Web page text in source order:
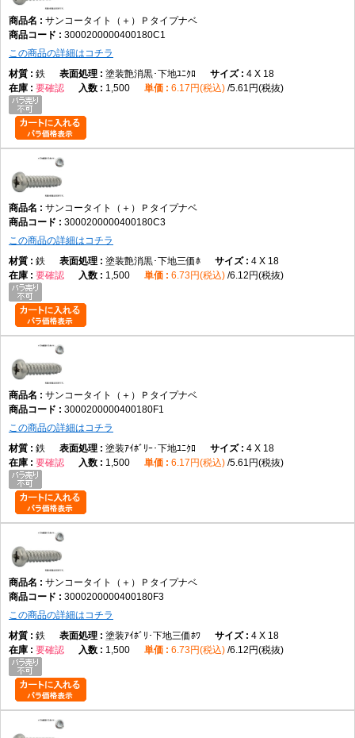
サンコータイト（＋）Ｐタイプナベ
3000200000400180C1
この商品の詳細はコチラ
鉄
塗装艶消黒･下地ﾕﾆｸﾛ
4 X 18
要確認
1,500 6.17円(税込) 5.61円(税抜)
サンコータイト（＋）Ｐタイプナベ
3000200000400180C3
この商品の詳細はコチラ
鉄
塗装艶消黒･下地三価ﾎ
4 X 18
要確認
1,500 6.73円(税込) 6.12円(税抜)
サンコータイト（＋）Ｐタイプナベ
3000200000400180F1
この商品の詳細はコチラ
鉄
塗装ｱｲﾎﾞﾘｰ･下地ﾕﾆｸﾛ
4 X 18
要確認
1,500 6.17円(税込) 5.61円(税抜)
サンコータイト（＋）Ｐタイプナベ
3000200000400180F3
この商品の詳細はコチラ
鉄
塗装ｱｲﾎﾞﾘ･下地三価ﾎﾜ
4 X 18
要確認
1,500 6.73円(税込) 6.12円(税抜)